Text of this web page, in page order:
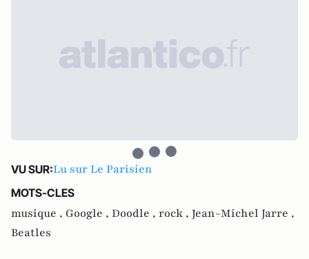
VU SUR:Lu sur Le Parisien
MOTS-CLES
musique , Google , Doodle , rock , Jean-Michel Jarre ,
Beatles